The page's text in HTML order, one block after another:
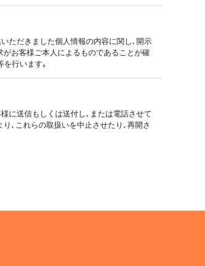
ただきました個人情報の内容に関し､開示
お客様ご本人によるものであることが確
を行います｡
に送信もしくは送付し､または電話させて
､これらの取扱いを中止させたり､再開さ